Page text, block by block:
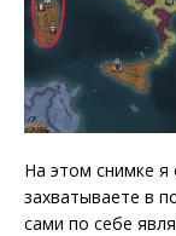
На этом снимке
захватываете в
сами по себе